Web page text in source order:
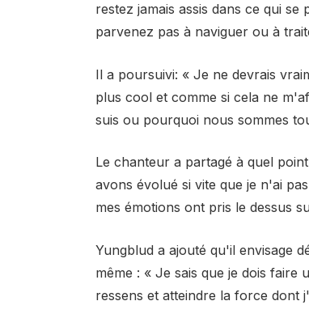
restez jamais assis dans ce qui
parvenez pas à naviguer ou à
Il a poursuivi: « Je ne devrais
plus cool et comme si cela ne
suis ou pourquoi nous sommes
Le chanteur a partagé à quel
avons évolué si vite que je n'ai
mes émotions ont pris le dessus
Yungblud a ajouté qu'il envisage
même : « Je sais que je dois
ressens et atteindre la force dont